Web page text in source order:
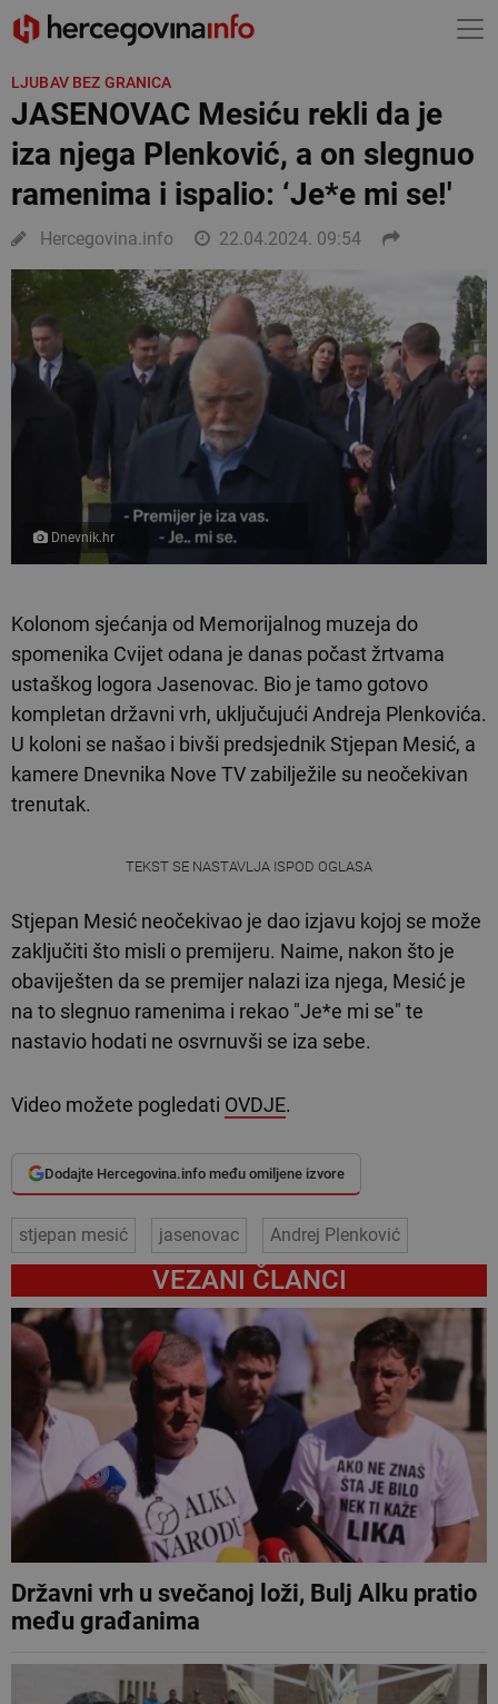
LJUBAV BEZ GRANICA
JASENOVAC Mesiću rekli da je
iza njega Plenković, a on slegnuo
ramenima i ispalio: ‘Je*e mi se!'
Hercegovina.info 22.04.2024. 09:54
Dnevnik.hr
Kolonom sjećanja od Memorijalnog muzeja do
spomenika Cvijet odana je danas počast žrtvama
ustaškog logora Jasenovac. Bio je tamo gotovo
kompletan državni vrh, uključujući Andreja Plenkovića.
U koloni se našao i bivši predsjednik Stjepan Mesić, a
kamere Dnevnika Nove TV zabilježile su neočekivan
trenutak.
TEKST SE NASTAVLJA ISPOD OGLASA
Stjepan Mesić neočekivao je dao izjavu kojoj se može
zaključiti što misli o premijeru. Naime, nakon što je
obaviješten da se premijer nalazi iza njega, Mesić je
na to slegnuo ramenima i rekao "Je*e mi se" te
nastavio hodati ne osvrnuvši se iza sebe.
Video možete pogledati OVDJE.
Dodajte Hercegovina.info među omiljene izvore
stjepan mesić jasenovac Andrej Plenković
VEZANI ČLANCI
Državni vrh u svečanoj loži, Bulj Alku pratio
među građanima